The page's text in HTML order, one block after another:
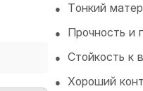
Тонкий
Прочность и
Стойкость к
Хороший